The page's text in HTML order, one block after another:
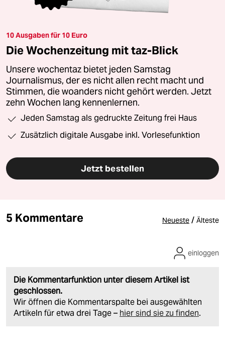
10 Ausgaben für 10 Euro
Die Wochenzeitung mit taz-Blick
Unsere wochentaz bietet jeden Samstag
Journalismus, der es nicht allen recht macht und
Stimmen, die woanders nicht gehört werden. Jetzt
zehn Wochen lang kennenlernen.
Jeden Samstag als gedruckte Zeitung frei Haus
Zusätzlich digitale Ausgabe inkl. Vorlesefunktion
Jetzt bestellen
5 Kommentare Neueste / Älteste
Die Kommentarfunktion unter diesem Artikel ist
geschlossen.
Wir öffnen die Kommentarspalte bei ausgewählten
Artikeln für etwa drei Tage – hier sind sie zu finden.
einloggen